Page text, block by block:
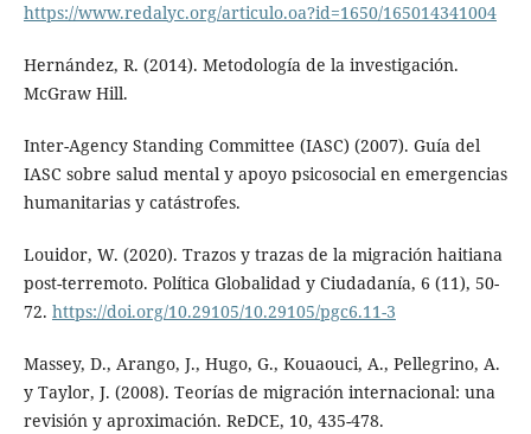
https://www.redalyc.org/articulo.oa?id=1650/165014341004
Hernández, R. (2014). Metodología de la investigación.
McGraw Hill.
Inter-Agency Standing Committee (IASC) (2007). Guía del
IASC sobre salud mental y apoyo psicosocial en emergencias
humanitarias y catástrofes.
Louidor, W. (2020). Trazos y trazas de la migración haitiana
post-terremoto. Política Globalidad y Ciudadanía, 6 (11), 50-
72. https://doi.org/10.29105/10.29105/pgc6.11-3
Massey, D., Arango, J., Hugo, G., Kouaouci, A., Pellegrino, A.
y Taylor, J. (2008). Teorías de migración internacional: una
revisión y aproximación. ReDCE, 10, 435-478.